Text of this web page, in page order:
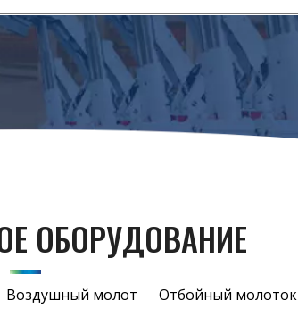
ОБОРУДОВАНИЕ
Воздушный молот Отбойный молоток